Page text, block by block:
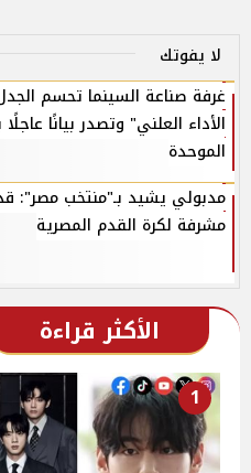
لا يفوتك
غرفة صناعة السينما تحسم
الأداء العلني" وتصدر بيانًا
الموحدة
مدبولي يشيد بـ"منتخب مصر":
مشرفة لكرة القدم المصرية
الأكثر قراءة
1